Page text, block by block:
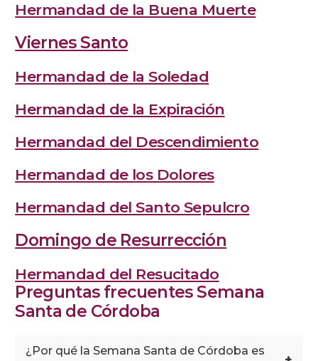
Hermandad de la Buena Muerte
Viernes Santo
Hermandad de la Soledad
Hermandad de la Expiración
Hermandad del Descendimiento
Hermandad de los Dolores
Hermandad del Santo Sepulcro
Domingo de Resurrección
Hermandad del Resucitado
Preguntas frecuentes Semana
Santa de Córdoba
¿Por qué la Semana Santa de Córdoba es